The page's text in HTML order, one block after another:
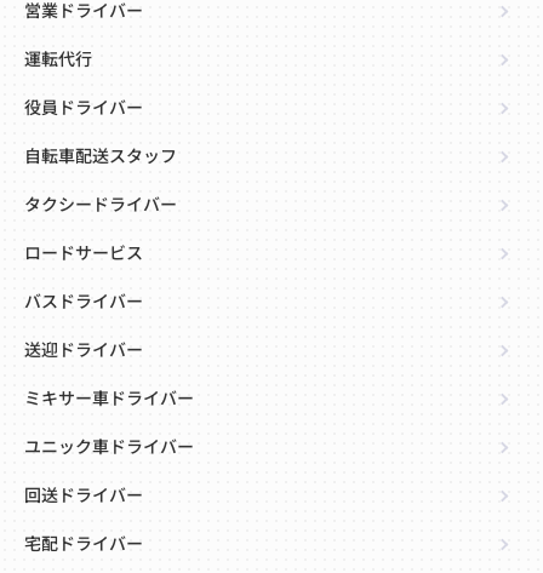
営業ドライバー
運転代行
役員ドライバー
自転車配送スタッフ
タクシードライバー
ロードサービス
バスドライバー
送迎ドライバー
ミキサー車ドライバー
ユニック車ドライバー
回送ドライバー
宅配ドライバー